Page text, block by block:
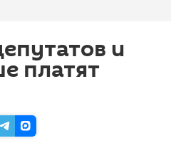
и
платят